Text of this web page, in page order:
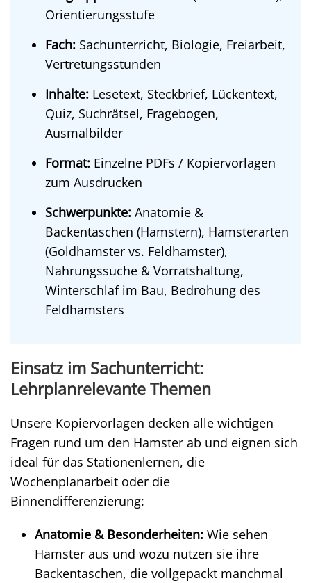
Orientierungsstufe
Fach: Sachunterricht, Biologie, Freiarbeit,
Vertretungsstunden
Inhalte: Lesetext, Steckbrief, Lückentext,
Quiz, Suchrätsel, Fragebogen,
Ausmalbilder
Format: Einzelne PDFs / Kopiervorlagen
zum Ausdrucken
Schwerpunkte: Anatomie &
Backentaschen (Hamstern), Hamsterarten
(Goldhamster vs. Feldhamster),
Nahrungssuche & Vorratshaltung,
Winterschlaf im Bau, Bedrohung des
Feldhamsters
Einsatz im Sachunterricht:
Lehrplanrelevante Themen
Unsere Kopiervorlagen decken alle wichtigen
Fragen rund um den Hamster ab und eignen sich
ideal für das Stationenlernen, die
Wochenplanarbeit oder die
Binnendifferenzierung:
Anatomie & Besonderheiten: Wie sehen
Hamster aus und wozu nutzen sie ihre
Backentaschen, die vollgepackt manchmal